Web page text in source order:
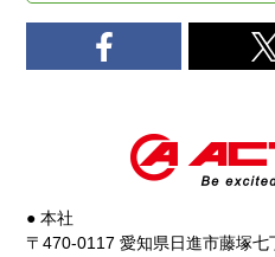
● 本社
〒470-0117 愛知県日進市藤塚七